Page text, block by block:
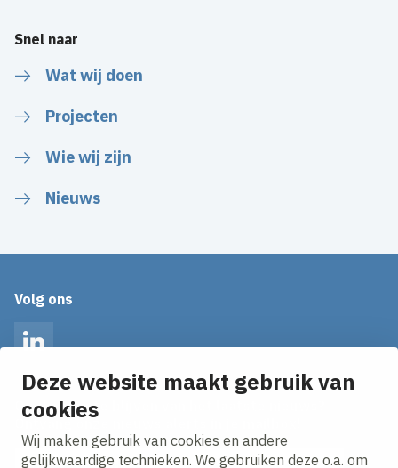
Deze website maakt gebruik van
cookies
Wij maken gebruik van cookies en andere
gelijkwaardige technieken. We gebruiken deze o.a. om
Snel naar
Wat wij doen
Projecten
Wie wij zijn
Nieuws
Volg ons
Op de hoogte blijven van het laatste nieuws?
Ontvang onze nieuws alerts in je mailbox!
E-mailadres